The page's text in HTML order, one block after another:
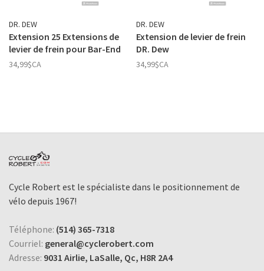
DR. DEW
Extension 25 Extensions de
levier de frein pour Bar-End
34,99$CA
DR. DEW
Extension de levier de frein
DR. Dew
34,99$CA
Cycle Robert est le spécialiste dans le positionnement de
vélo depuis 1967!
Téléphone: (514) 365-7318
Courriel: general@cyclerobert.com
Adresse: 9031 Airlie, LaSalle, Qc, H8R 2A4